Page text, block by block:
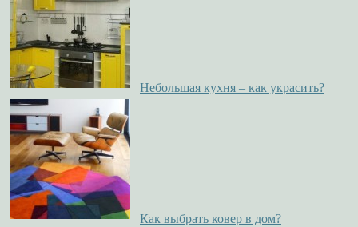
Небольшая кухня – как украсить?
Как выбрать ковер в дом?